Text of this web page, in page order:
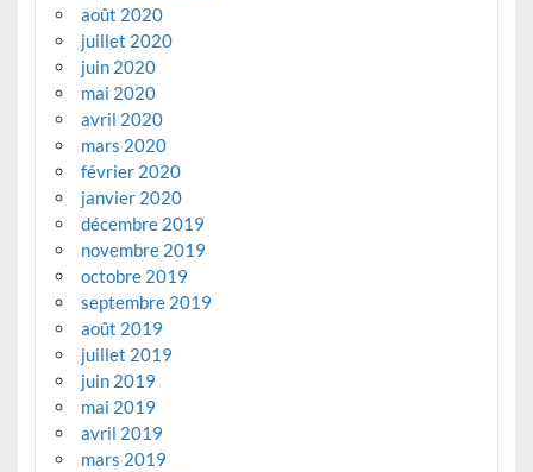
août 2020
juillet 2020
juin 2020
mai 2020
avril 2020
mars 2020
février 2020
janvier 2020
décembre 2019
novembre 2019
octobre 2019
septembre 2019
août 2019
juillet 2019
juin 2019
mai 2019
avril 2019
mars 2019